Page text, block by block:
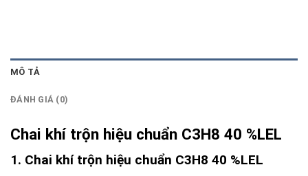
MÔ TẢ
ĐÁNH GIÁ (0)
Chai khí trộn hiệu chuẩn C3H8 40 %LEL
1. Chai khí trộn hiệu chuẩn C3H8 40 %LEL